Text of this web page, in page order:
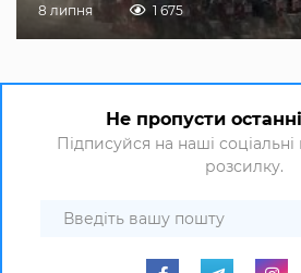
8 липня 1 675
Не пропусти
Підписуйся на наші
розсилку.